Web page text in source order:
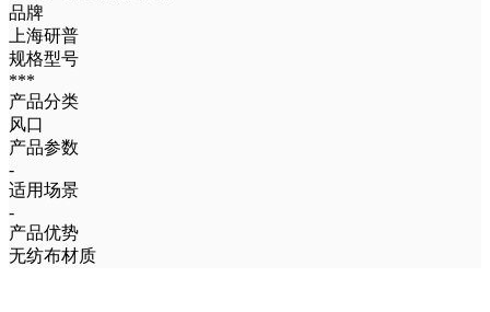
品牌
上海研普
规格型号
***
产品分类
风口
产品参数
-
适用场景
-
产品优势
无纺布材质